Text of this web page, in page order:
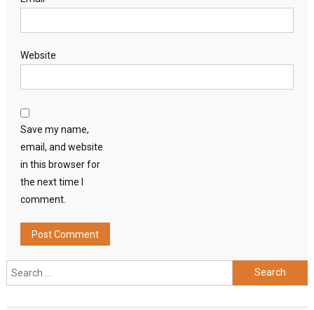
Website
Save my name,
email, and website
in this browser for
the next time I
comment.
Search
for: